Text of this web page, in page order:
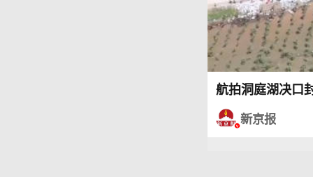
航拍洞庭湖决口
新京报